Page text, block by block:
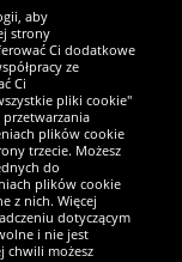
aby
strony
Ci dodatkowe
ze
Ci
pliki cookie"
plików cookie
trzecie. Możesz
do
plików cookie
z nich. Więcej
dotyczącym
i nie jest
chwili możesz